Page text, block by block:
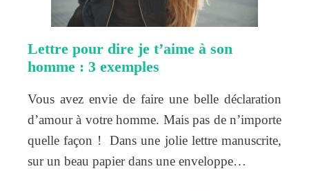
Lettre pour dire je t’aime à son
homme : 3 exemples
Vous avez envie de faire une belle déclaration
d’amour à votre homme. Mais pas de n’importe
quelle façon ! Dans une jolie lettre manuscrite,
sur un beau papier dans une enveloppe…